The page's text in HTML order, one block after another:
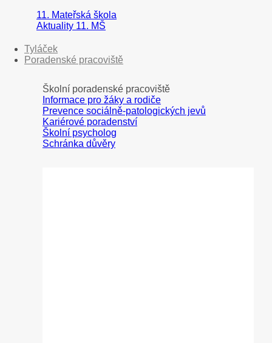
11. Mateřská škola
Aktuality 11. MŠ
Tyláček
Poradenské pracoviště
Školní poradenské pracoviště
Informace pro žáky a rodiče
Prevence sociálně-patologických jevů
Kariérové poradenství
Školní psycholog
Schránka důvěry